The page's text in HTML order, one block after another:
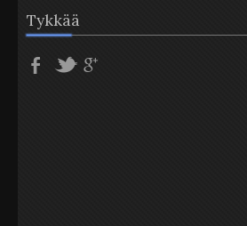
Tykkää